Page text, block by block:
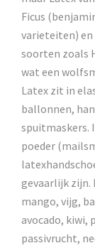
Ficus
varieteiten) en
soorten zoals
wat een
Latex zit in
ballonnen,
spuitmaskers.
poeder
gevaarlijk zijn.
mango, vijg,
avocado, kiwi,
passivrucht,